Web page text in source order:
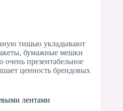
тишью укладывают
бумажные мешки
презентабельное
ценность брендовых
лентами